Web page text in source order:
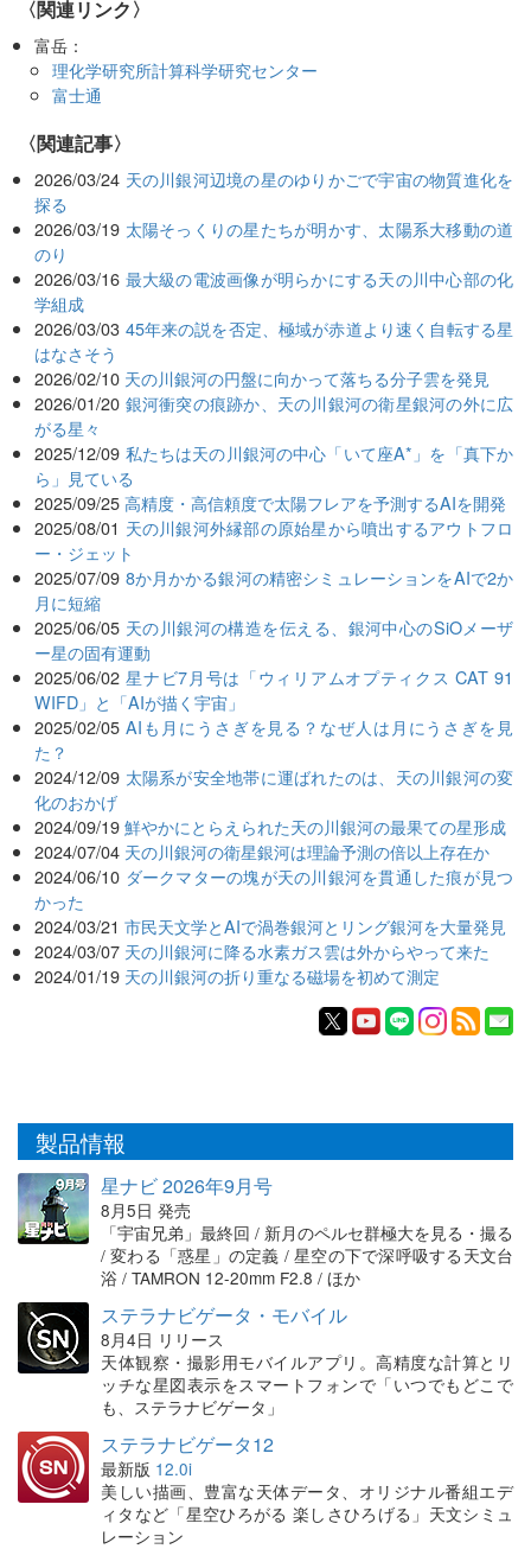
〈関連リンク〉
富岳：
理化学研究所計算科学研究センター
富士通
関連記事
2026/03/24 天の川銀河辺境の星のゆりかごで宇宙の物質進化を
探る
2026/03/19 太陽そっくりの星たちが明かす、太陽系大移動の道
のり
2026/03/16 最大級の電波画像が明らかにする天の川中心部の化
学組成
2026/03/03 45年来の説を否定、極域が赤道より速く自転する星
はなさそう
2026/02/10 天の川銀河の円盤に向かって落ちる分子雲を発見
2026/01/20 銀河衝突の痕跡か、天の川銀河の衛星銀河の外に広
がる星々
2025/12/09 私たちは天の川銀河の中心「いて座A*」を「真下か
ら」見ている
2025/09/25 高精度・高信頼度で太陽フレアを予測するAIを開発
2025/08/01 天の川銀河外縁部の原始星から噴出するアウトフロ
ー・ジェット
2025/07/09 8か月かかる銀河の精密シミュレーションをAIで2か
月に短縮
2025/06/05 天の川銀河の構造を伝える、銀河中心のSiOメーザ
ー星の固有運動
2025/06/02 星ナビ7月号は「ウィリアムオプティクス CAT 91
WIFD」と「AIが描く宇宙」
2025/02/05 AIも月にうさぎを見る？なぜ人は月にうさぎを見
た？
2024/12/09 太陽系が安全地帯に運ばれたのは、天の川銀河の変
化のおかげ
2024/09/19 鮮やかにとらえられた天の川銀河の最果ての星形成
2024/07/04 天の川銀河の衛星銀河は理論予測の倍以上存在か
2024/06/10 ダークマターの塊が天の川銀河を貫通した痕が見つ
かった
2024/03/21 市民天文学とAIで渦巻銀河とリング銀河を大量発見
2024/03/07 天の川銀河に降る水素ガス雲は外からやって来た
2024/01/19 天の川銀河の折り重なる磁場を初めて測定
製品情報
星ナビ 2026年9月号
8月5日 発売
「宇宙兄弟」最終回 / 新月のペルセ群極大を見る・撮る
/ 変わる「惑星」の定義 / 星空の下で深呼吸する天文台
浴 / TAMRON 12-20mm F2.8 / ほか
ステラナビゲータ・モバイル
8月4日 リリース
天体観察・撮影用モバイルアプリ。高精度な計算とリ
ッチな星図表示をスマートフォンで「いつでもどこで
も、ステラナビゲータ」
ステラナビゲータ12
最新版 12.0i
美しい描画、豊富な天体データ、オリジナル番組エデ
ィタなど「星空ひろがる 楽しさひろげる」天文シミュ
レーション